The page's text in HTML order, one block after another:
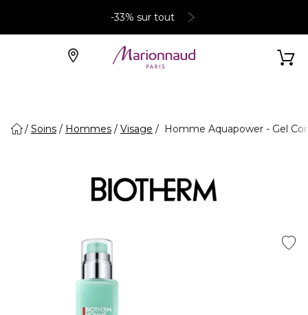
-33% sur tout
Soins Hommes Visage Homme Aquapower - Gel